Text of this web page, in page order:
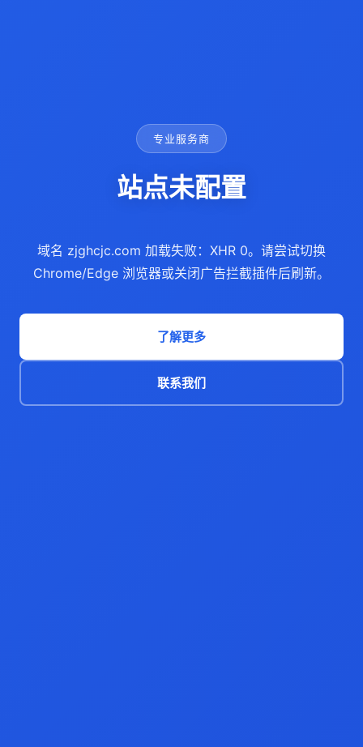
专业服务商
站点未配置
域名 zjghcjc.com 加载失败：XHR 0。请尝试切换
Chrome/Edge 浏览器或关闭广告拦截插件后刷新。
了解更多
联系我们